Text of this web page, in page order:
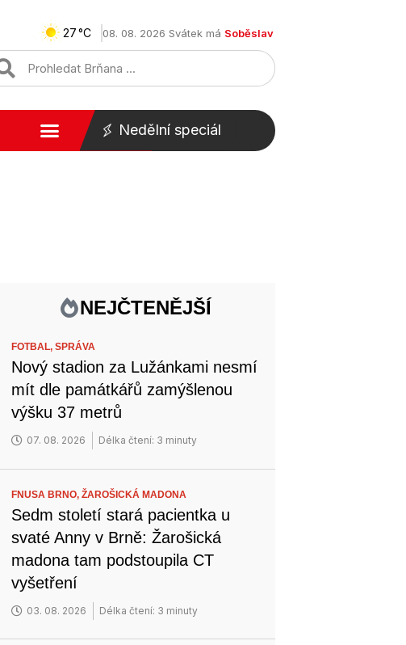
27 08. 08. 2026 Svátek má Soběslav
Nedělní speciál
NEJČTENĚJŠÍ
FOTBAL,SPRÁVA
Nový stadion za Lužánkami nesmí
mít dle památkářů zamýšlenou
výšku 37 metrů
07. 08. 2026 Délka čtení: 3 minuty
FNUSA BRNO,ŽAROŠICKÁ MADONA
Sedm století stará pacientka u
svaté Anny v Brně: Žarošická
madona tam podstoupila CT
vyšetření
03. 08. 2026 Délka čtení: 3 minuty